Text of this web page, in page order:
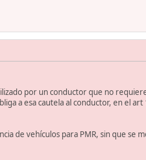
por un conductor que no
a esa cautela al conductor, en el art
de vehículos para PMR, sin que se